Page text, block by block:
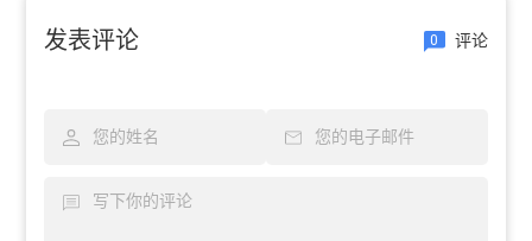
发表评论 0 评论